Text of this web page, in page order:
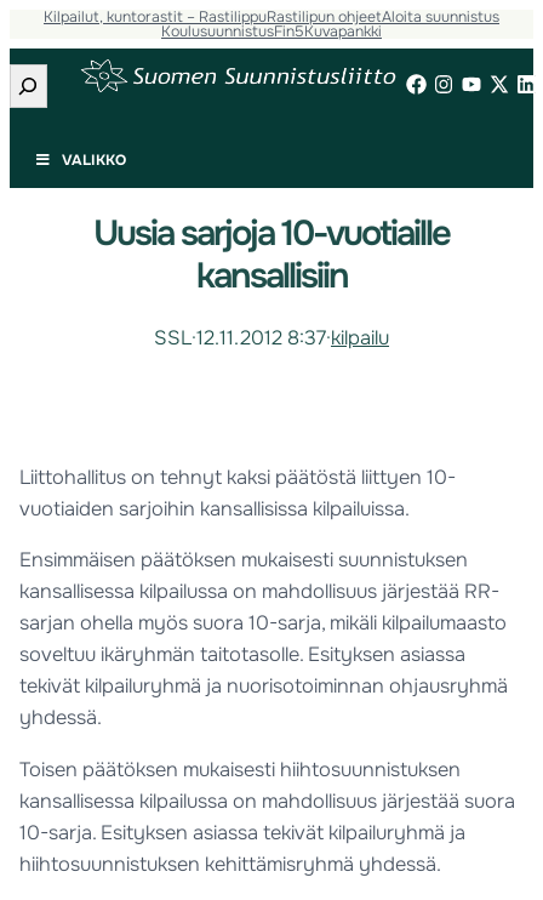
Kilpailut, kuntorastit – RastilippuRastilipun ohjeetAloita suunnistus
KoulusuunnistusFin5Kuvapankki
Etsi
VALIKKO
Uusia sarjoja 10-vuotiaille
kansallisiin
SSL·12.11.2012 8:37·kilpailu
Liittohallitus on tehnyt kaksi päätöstä liittyen 10-
vuotiaiden sarjoihin kansallisissa kilpailuissa.
Ensimmäisen päätöksen mukaisesti suunnistuksen
kansallisessa kilpailussa on mahdollisuus järjestää RR-
sarjan ohella myös suora 10-sarja, mikäli kilpailumaasto
soveltuu ikäryhmän taitotasolle. Esityksen asiassa
tekivät kilpailuryhmä ja nuorisotoiminnan ohjausryhmä
yhdessä.
Toisen päätöksen mukaisesti hiihtosuunnistuksen
kansallisessa kilpailussa on mahdollisuus järjestää suora
10-sarja. Esityksen asiassa tekivät kilpailuryhmä ja
hiihtosuunnistuksen kehittämisryhmä yhdessä.